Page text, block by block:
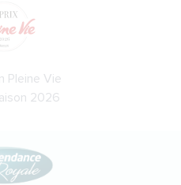
Pleine Vie
2026